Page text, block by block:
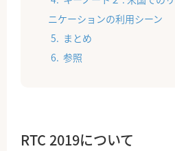
ニケーションの利用シーン
まとめ
参照
RTC 2019について